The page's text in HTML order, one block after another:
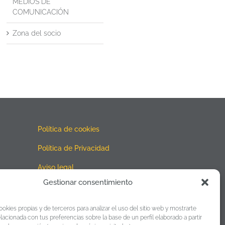
Gestionar consentimiento
propias y de terceros para analizar el uso del sitio web y mostrarte
con tus preferencias sobre la base de un perfil elaborado a partir
MEDIOS DE
COMUNICACIÓN
Zona del socio
Política de cookies
Política de Privacidad
Aviso legal
“Esta empresa ha recibido una
subvención del Gobierno de